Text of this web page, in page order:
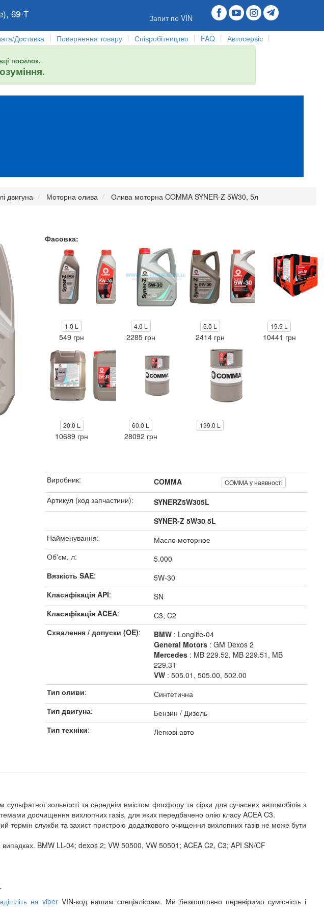
69-Т
Запит по VIN
Доставка | Повернення товару | Співробітництво | FAQ | Автосервіс |
посилок.
двигуна Моторна олива Олива моторна COMMA SYNER-Z 5W30, 5л
Фасовка:
1.0 L
549 грн
4.0 L
2285 грн
5.0 L
2414 грн
19.9 L
10441 грн
20.0 L
10689 грн
60.0 L
28092 грн
199.0 L
Виробник: COMMA COMMA у наявності
Артикул (код запчастини):
SYNERZ5W305L
SYNER-Z 5W30 5L
Найменування:
Масло моторное
Об'єм, л:
5.000
Вязкість SAE:
5W-30
Класифікація API:
SN
Класифікація ACEA:
C3, C2
Схвалення / допуски (OE): BMW: Longlife-04
General Motors: GM Dexos 2
Mercedes: MB 229.52, MB 229.51, MB
229.31
VW: 505.01, 505.00, 502.00
Тип оливи:
Синтетична
Тип двигуна:
Бензин / Дизель
Тип техніки: Легкові авто
зольності та середнім вмістом фосфору та сірки для сучасних автомобілів з
доочищення вихлопних газів, для яких передбачено олію класу ACEA C3.
термін служби та захист пристрою додаткового очищення вихлопних газів не може бути
BMW LL-04; dexos 2; VW 50500, VW 50501; ACEA C2, C3; API SN/CF
на viberVIN-код нашим спеціалістам. Ми безкоштовно перевіримо сумісність і